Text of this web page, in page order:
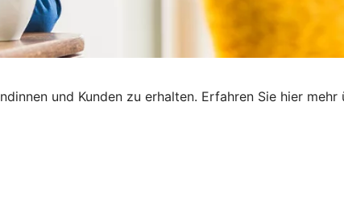
und Kunden zu erhalten. Erfahren Sie hier